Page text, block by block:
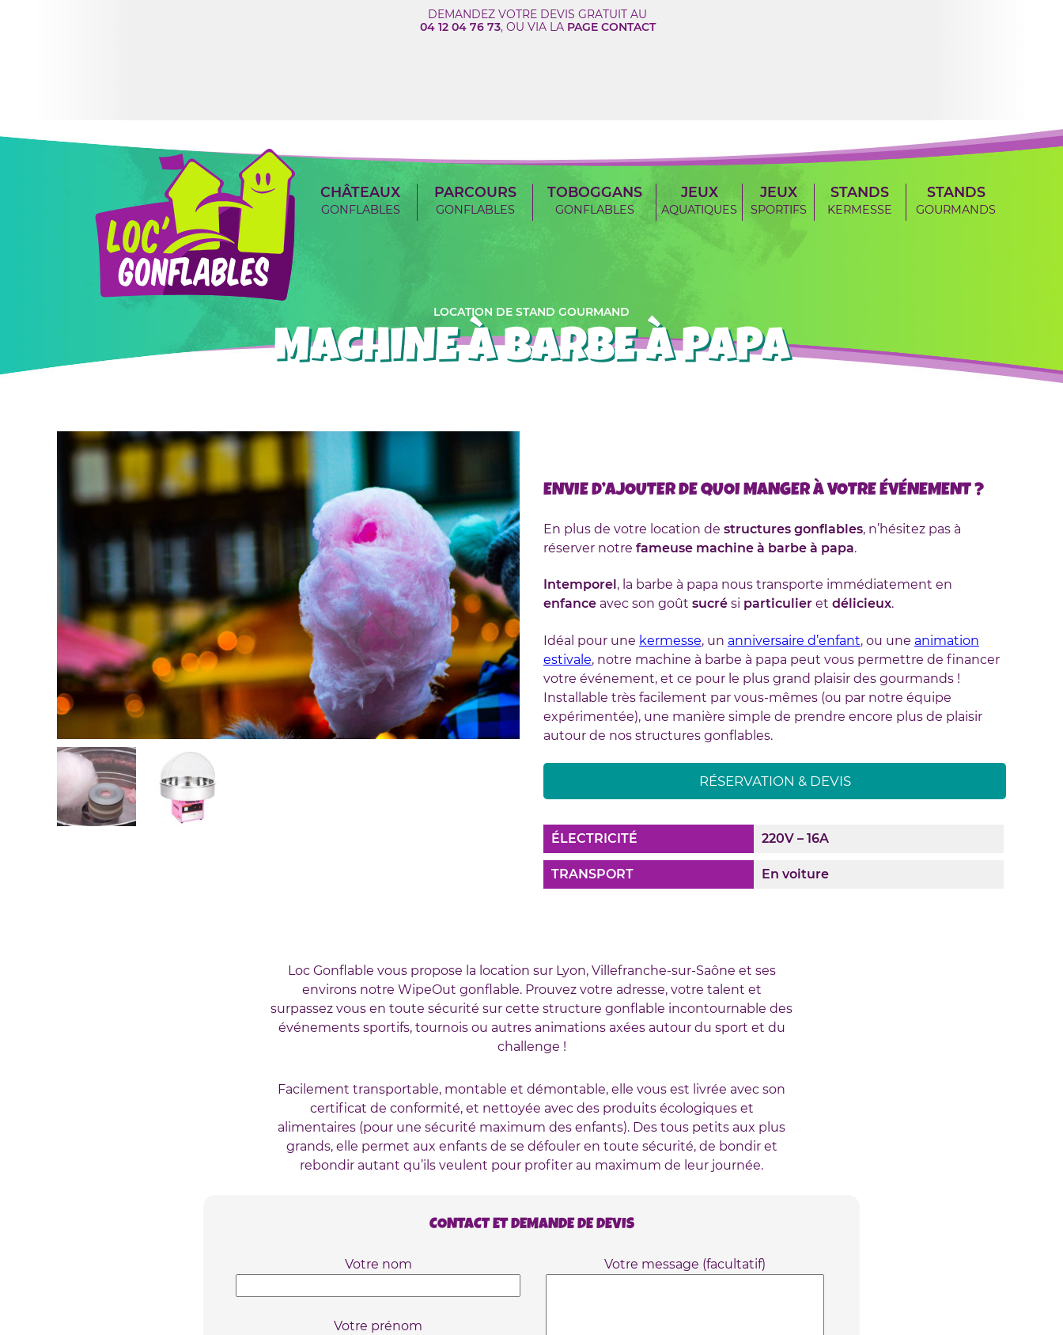
DEMANDEZ VOTRE DEVIS GRATUIT AU
04 12 04 76 73, OU VIA LA PAGE CONTACT
CHÂTEAUX
GONFLABLES
PARCOURS
GONFLABLES
TOBOGGANS
GONFLABLES
JEUX
AQUATIQUES
JEUX
SPORTIFS
STANDS
KERMESSE
STANDS
GOURMANDS
LOCATION DE STAND GOURMAND
MACHINE À BARBE À PAPA
ENVIE D’AJOUTER DE QUOI MANGER À VOTRE ÉVÉNEMENT ?
En plus de votre location de structures gonflables, n’hésitez pas à
réserver notre fameuse machine à barbe à papa.
Intemporel , la barbe à papa nous transporte immédiatement en
enfance avec son goût sucré si particulier et délicieux.
Idéal pour une kermesse, un anniversaire d’enfant, ou une animation
estivale, notre machine à barbe à papa peut vous permettre de financer
votre événement, et ce pour le plus grand plaisir des gourmands !
Installable très facilement par vous-mêmes (ou par notre équipe
expérimentée), une manière simple de prendre encore plus de plaisir
autour de nos structures gonflables.
RÉSERVATION & DEVIS
ÉLECTRICITÉ 220V – 16A
TRANSPORT En voiture
Loc Gonflable vous propose la location sur Lyon, Villefranche-sur-Saône et ses
environs notre WipeOut gonflable. Prouvez votre adresse, votre talent et
surpassez vous en toute sécurité sur cette structure gonflable incontournable des
événements sportifs, tournois ou autres animations axées autour du sport et du
challenge !
Facilement transportable, montable et démontable, elle vous est livrée avec son
certificat de conformité, et nettoyée avec des produits écologiques et
alimentaires (pour une sécurité maximum des enfants). Des tous petits aux plus
grands, elle permet aux enfants de se défouler en toute sécurité, de bondir et
rebondir autant qu’ils veulent pour profiter au maximum de leur journée.
CONTACT ET DEMANDE DE DEVIS
Votre nom
Votre prénom
Votre message (facultatif)